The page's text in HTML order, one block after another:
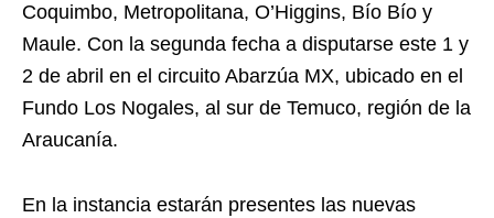
Coquimbo, Metropolitana, O’Higgins, Bío Bío y
Maule. Con la segunda fecha a disputarse este 1 y
2 de abril en el circuito Abarzúa MX, ubicado en el
Fundo Los Nogales, al sur de Temuco, región de la
Araucanía.
En la instancia estarán presentes las nuevas